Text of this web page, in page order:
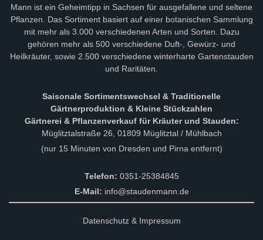
Mann ist ein Geheimtipp in Sachsen für ausgefallene und seltene
Pflanzen. Das Sortiment basiert auf einer botanischen Sammlung
mit mehr als 3.000 verschiedenen Arten und Sorten. Dazu
gehören mehr als 500 verschiedene Duft-, Gewürz- und
Heilkräuter, sowie 2.500 verschiedene winterharte Gartenstauden
und Raritäten.
Saisonale Sortimentswechsel & Traditionelle
Gärtnerproduktion & Kleine Stückzahlen
Gärtnerei & Pflanzenverkauf für Kräuter und Stauden:
Müglitztalstraße 26, 01809 Müglitztal / Mühlbach
(nur 15 Minuten von Dresden und Pirna entfernt)
Telefon: 0351-25384845
E-Mail: info@staudenmann.de
Datenschutz & Impressum